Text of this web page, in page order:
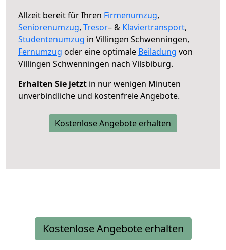
Allzeit bereit für Ihren Firmenumzug,
Seniorenumzug, Tresor– & Klaviertransport,
Studentenumzug in Villingen Schwenningen,
Fernumzug oder eine optimale Beiladung von
Villingen Schwenningen nach Vilsbiburg.
Erhalten Sie jetzt in nur wenigen Minuten
unverbindliche und kostenfreie Angebote.
Kostenlose Angebote erhalten
Kostenlose Angebote erhalten